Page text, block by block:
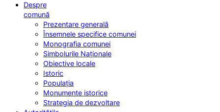
Despre
comună
Prezentare generală
Însemnele specifice comunei
Monografia comunei
Simbolurile Naționale
Obiective locale
Istoric
Populația
Monumente istorice
Strategia de dezvoltare